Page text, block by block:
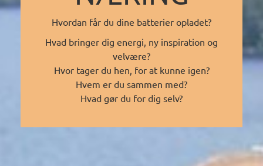
Hvordan får du dine batterier opladet?
Hvad bringer dig energi, ny inspiration og
velvære?
Hvor tager du hen, for at kunne igen?
Hvem er du sammen med?
Hvad gør du for dig selv?